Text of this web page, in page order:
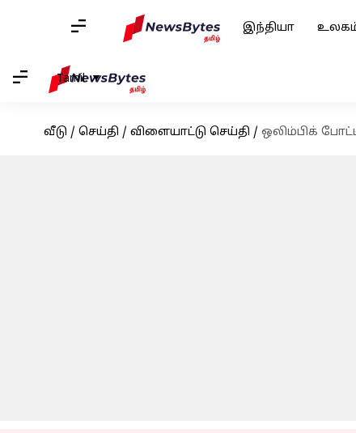
இந்தியா
Tamil
வீடு / செய்தி / விளையாட்டு செய்தி / ஒலிம்பிக்